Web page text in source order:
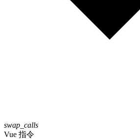
swap_calls
Vue 指令